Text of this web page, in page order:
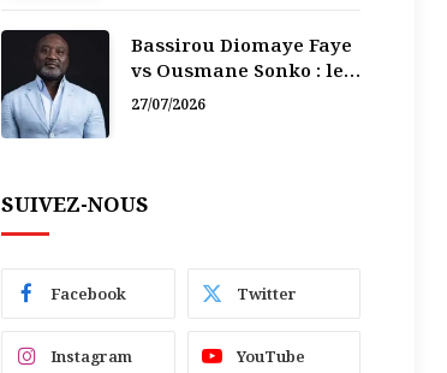
Bassirou Diomaye Faye
vs Ousmane Sonko : le
vacarme du pouvoir ne
27/07/2026
SUIVEZ-NOUS
Facebook Twitter
Instagram YouTube